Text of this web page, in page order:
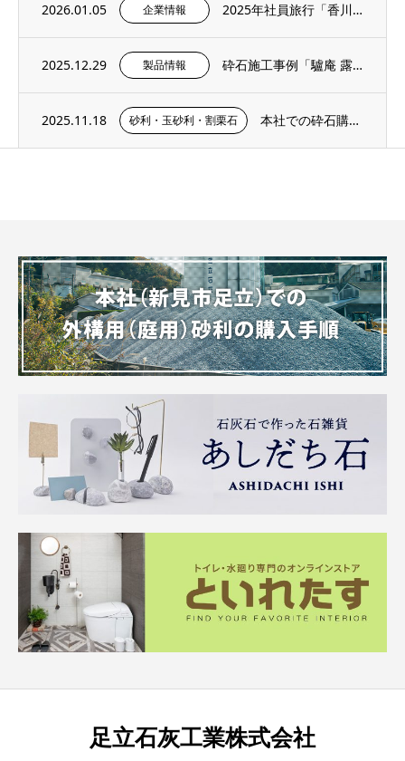
2026.01.05 企業情報 2025年社員旅行「香川・愛媛へ」
2025.12.29 製品情報 砕石施工事例「驢庵 露地 東民子庭園（高梁市）」にS-13（粒度13～5mm）を採用い...
2025.11.18 砂利・玉砂利・割栗石 本社での砕石購入手順・サンプル購入ページのご紹介
足立石灰工業株式会社